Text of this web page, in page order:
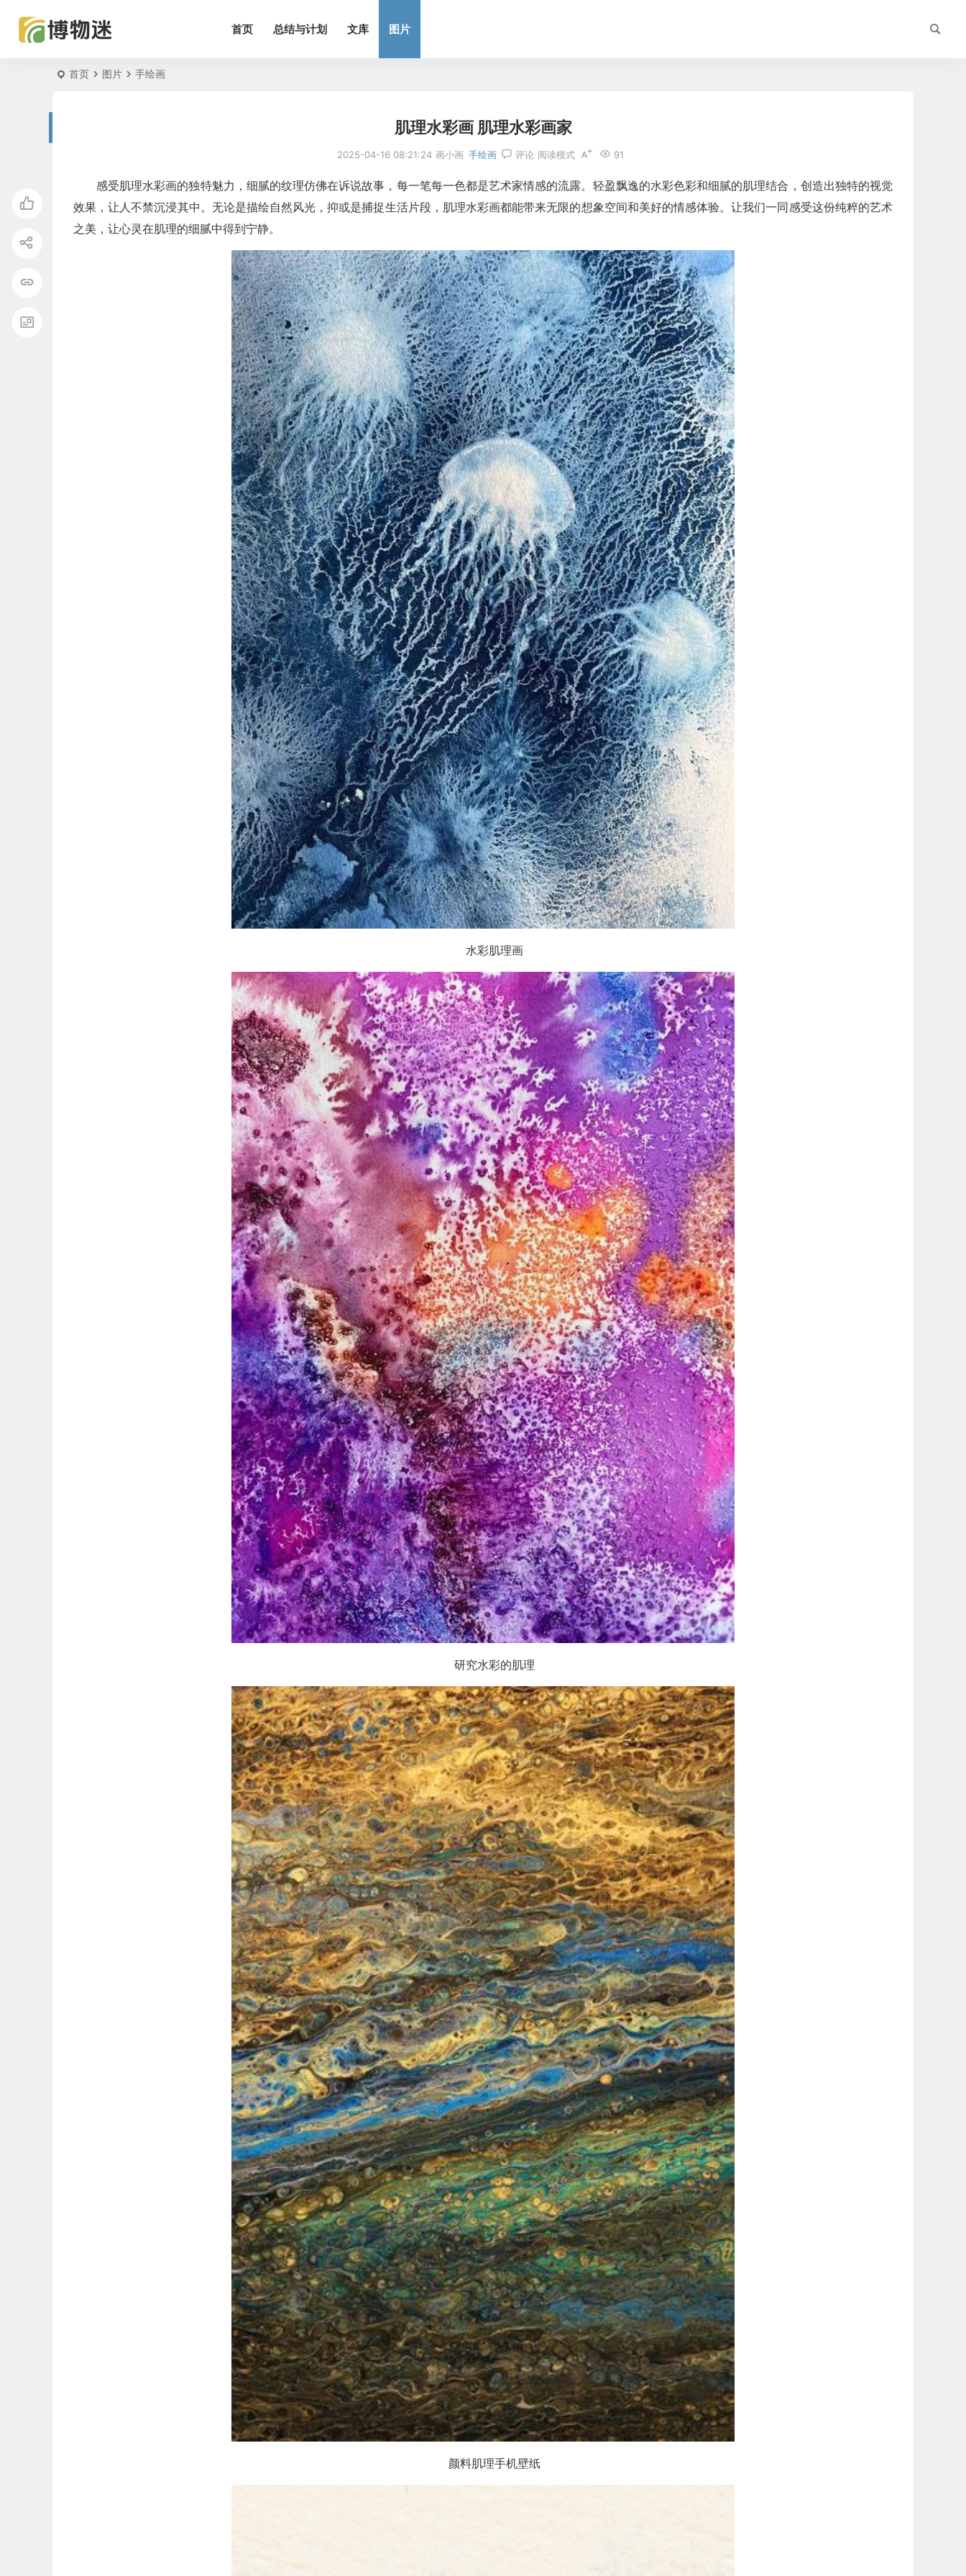
首页 总结与计划 文库 图片
首页 图片 手绘画
肌理水彩画 肌理水彩画家
2025-04-16 08:21:24 画小画 手绘画 评论 91
阅读模式
感受肌理水彩画的独特魅力，细腻的纹理仿佛在诉说故事，每一笔每一色都是艺术家情感的流露。轻盈飘逸的水彩色彩和细腻的肌理结合，创造出独特的视觉
效果，让人不禁沉浸其中。无论是描绘自然风光，抑或是捕捉生活片段，肌理水彩画都能带来无限的想象空间和美好的情感体验。让我们一同感受这份纯粹的艺术
之美，让心灵在肌理的细腻中得到宁静。
水彩肌理画
研究水彩的肌理
颜料肌理手机壁纸